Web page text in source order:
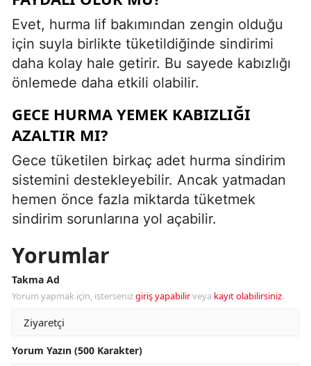
Evet, hurma lif bakımından zengin olduğu
için suyla birlikte tüketildiğinde sindirimi
daha kolay hale getirir. Bu sayede kabızlığı
önlemede daha etkili olabilir.
GECE HURMA YEMEK KABIZLIĞI
AZALTIR MI?
Gece tüketilen birkaç adet hurma sindirim
sistemini destekleyebilir. Ancak yatmadan
hemen önce fazla miktarda tüketmek
sindirim sorunlarına yol açabilir.
Yorumlar
Takma Ad
Yorum yapmak için, istersenizgiriş yapabilirveya kayıt olabilirsiniz.
Yorum Yazın (500 Karakter)